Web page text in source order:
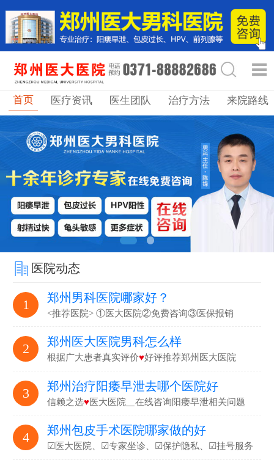
首页 医疗资讯 医生团队 治疗方法 来院路线
医院动态
1 郑州男科医院哪家好？
<推荐医院> ①医大医院②免费咨询③医保报销
2 郑州医大医院男科怎么样
根据广大患者真实评价♥好评推荐郑州医大医院
3 郑州治疗阳痿早泄去哪个医院好
信赖之选♥医大医院▁在线咨询阳痿早泄相关问题
4 郑州包皮手术医院哪家做的好
☑医大医院、☑专家坐诊、☑保护隐私、☑挂号服务